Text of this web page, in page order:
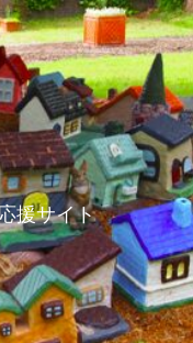
援サイト